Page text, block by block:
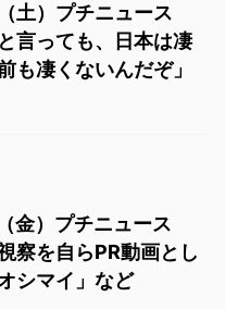
）プチニュース
言っても、日本は凄
も凄くないんだぞ」
）プチニュース
察を自らPR動画とし
シマイ」など